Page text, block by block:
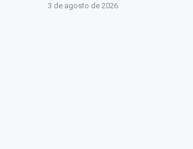
3 de agosto de 2026